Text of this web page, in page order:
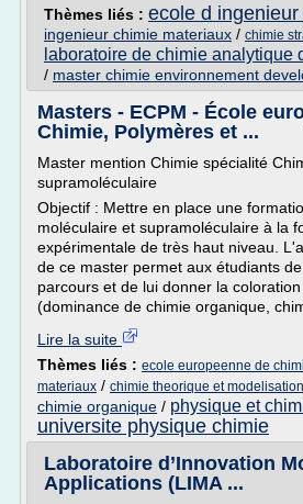
Thèmes liés : ecole d
ingenieur chimie materiaux / chimie
laboratoire de chimie analytique
/ master chimie environnement
Masters - ECPM - École
Chimie, Polymères et ...
Master mention Chimie spécialité
supramoléculaire
Objectif : Mettre en place une
moléculaire et supramoléculaire à la
expérimentale de très haut niveau.
de ce master permet aux étudiants
parcours et de lui donner la
(dominance de chimie organique,
Lire la suite
Thèmes liés : ecole europeenne de
materiaux / chimie theorique et
chimie organique / physique et
universite physique chimie
Laboratoire d’Innovation
Applications (LIMA ...